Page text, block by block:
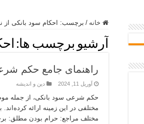
خانه / برچسب: احکام سود بانکی از
آرشیو برچسب ها:
راهنمای جامع حکم
آوریل 11, 2024 دین و اندیشه
حکم شرعی سود بانکی، از جمله
مختلف مراجع: حرام بودن مطلق: